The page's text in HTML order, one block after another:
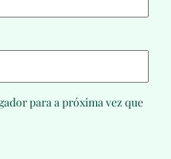
para a próxima vez que